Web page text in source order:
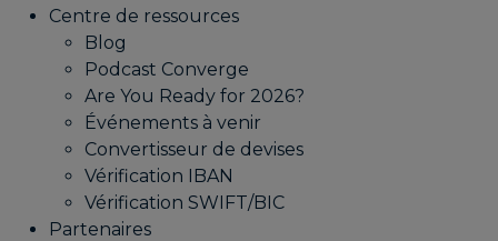
Centre de ressources
Blog
Podcast Converge
Are You Ready for 2026?
Événements à venir
Convertisseur de devises
Vérification IBAN
Vérification SWIFT/BIC
Partenaires